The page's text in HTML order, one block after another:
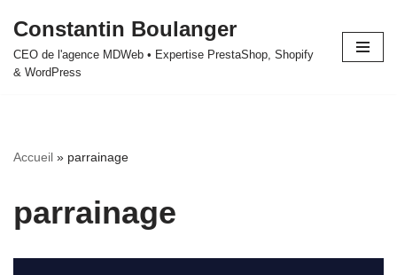
Aller
au
Constantin Boulanger
CEO de l'agence MDWeb • Expertise PrestaShop, Shopify
& WordPress
Accueil » parrainage
parrainage